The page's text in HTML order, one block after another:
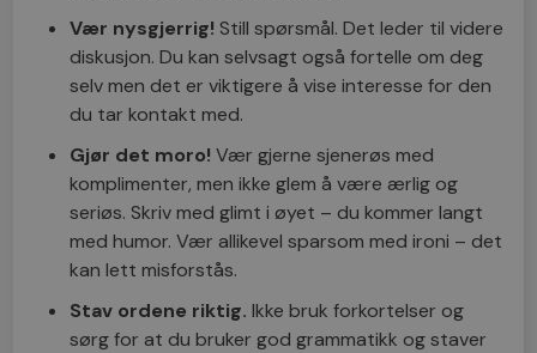
Vær nysgjerrig! Still spørsmål. Det leder til videre
diskusjon. Du kan selvsagt også fortelle om deg
selv men det er viktigere å vise interesse for den
du tar kontakt med.
Gjør det moro! Vær gjerne sjenerøs med
komplimenter, men ikke glem å være ærlig og
seriøs. Skriv med glimt i øyet – du kommer langt
med humor. Vær allikevel sparsom med ironi – det
kan lett misforstås.
Stav ordene riktig. Ikke bruk forkortelser og
sørg for at du bruker god grammatikk og staver